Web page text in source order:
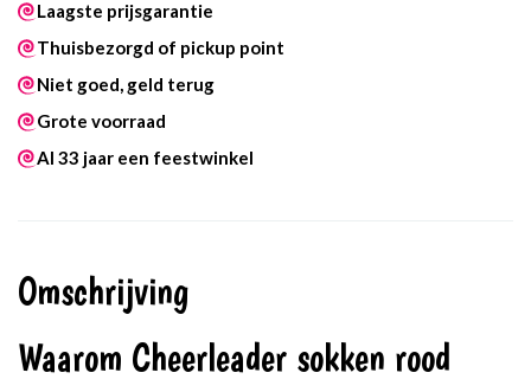
Laagste prijsgarantie
Thuisbezorgd of pickup point
Niet goed, geld terug
Grote voorraad
Al 33 jaar een feestwinkel
Omschrijving
Waarom Cheerleader sokken rood